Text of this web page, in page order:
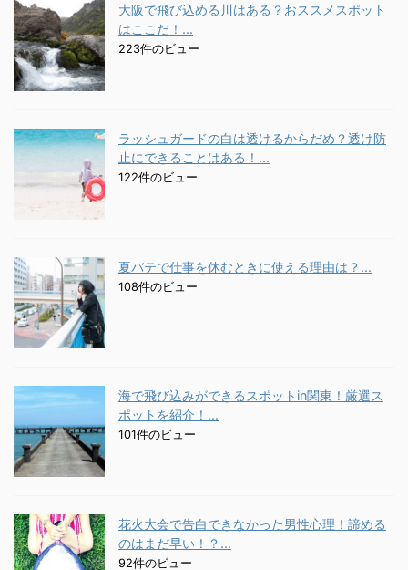
大阪で飛び込める川はある？おススメスポット
はここだ！...
223件のビュー
ラッシュガードの白は透けるからだめ？透け防
止にできることはある！...
122件のビュー
夏バテで仕事を休むときに使える理由は？...
108件のビュー
海で飛び込みができるスポットin関東！厳選ス
ポットを紹介！...
101件のビュー
花火大会で告白できなかった男性心理！諦める
のはまだ早い！？...
92件のビュー